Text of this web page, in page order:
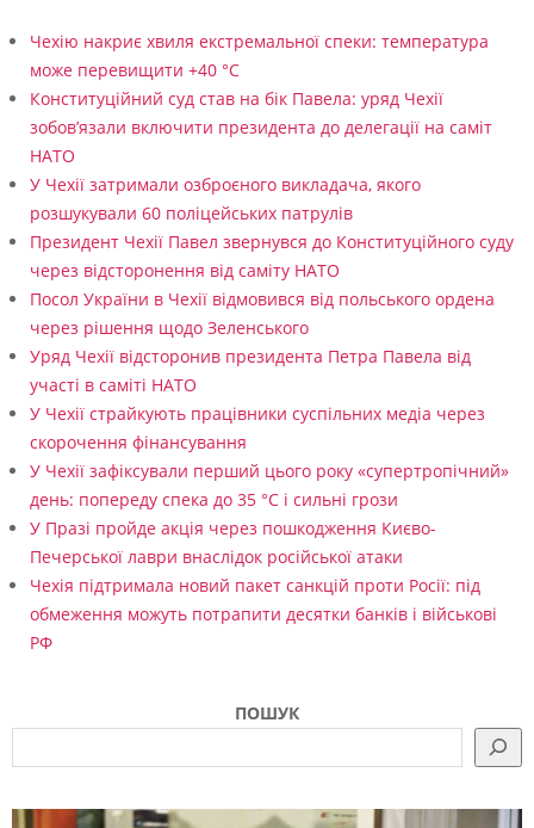
Чехію накриє хвиля екстремальної спеки: температура
може перевищити +40 °C
Конституційний суд став на бік Павела: уряд Чехії
зобов’язали включити президента до делегації на саміт
НАТО
У Чехії затримали озброєного викладача, якого
розшукували 60 поліцейських патрулів
Президент Чехії Павел звернувся до Конституційного суду
через відсторонення від саміту НАТО
Посол України в Чехії відмовився від польського ордена
через рішення щодо Зеленського
Уряд Чехії відсторонив президента Петра Павела від
участі в саміті НАТО
У Чехії страйкують працівники суспільних медіа через
скорочення фінансування
У Чехії зафіксували перший цього року «супертропічний»
день: попереду спека до 35 °C і сильні грози
У Празі пройде акція через пошкодження Києво-
Печерської лаври внаслідок російської атаки
Чехія підтримала новий пакет санкцій проти Росії: під
обмеження можуть потрапити десятки банків і військові
РФ
ПОШУК